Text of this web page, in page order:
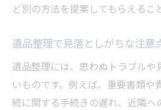
ど別の方法を提案してもらえるこ
遺品整理で見落としがちな注意
遺品整理には、思わぬトラブルや
いものです。例えば、重要書類や
続に関する手続きの遅れ、近隣へ